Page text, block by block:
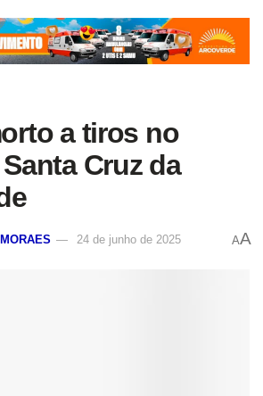
a tiros no
Cruz da
24 de junho de 2025 AA